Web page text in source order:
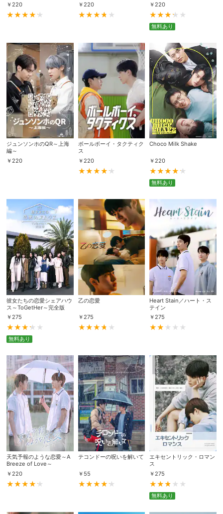
会員設定 会員情報 閉じる
会員情報変更
基本情報、本人連絡先、パスワード 、クレ
ジットカード情報の変更が可能です。
決済方法変更 決済方法の変更が可能です。
Myクーポン
ます。
購入履歴
レンタル、購入、定額見放題の購入履歴の
確認が可能です。こちらから視聴いただく
と便利です。
お気に入り
お気に入りに登録した作品を確認できま
す。お気に入りに追加した作品の削除も可
能です。
閲覧履歴
サイト内の閲覧履歴を確認できます。履歴
サイト内で表示される作品の表示制限が可
能です。5段階の年齢区分から選択できま
￥220 ￥220 ￥220
無料あり
ジュンソンホのQR～上海
編～
￥220
ボールボーイ・タクティク
ス
￥220
Choco Milk Shake
￥220
無料あり
彼女たちの恋愛シェアハウ
ス～ToGetHer～完全版
￥275
無料あり
乙の恋愛
￥275
Heart Stain／ハート・ス
テイン
￥275
天気予報のような恋愛～A
Breeze of Love～
￥ 220
テコンドーの呪いを解いて
￥ 55
エキセントリック・ロマン
ス
￥ 275
無料あり